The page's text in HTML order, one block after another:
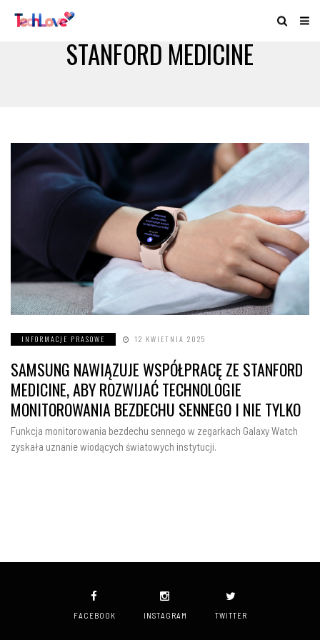
STANFORD MEDICINE
INFORMACJE PRASOWE 12 KWIETNIA 2025
SAMSUNG NAWIĄZUJE WSPÓŁPRACĘ ZE STANFORD
MEDICINE, ABY ROZWIJAĆ TECHNOLOGIE
MONITOROWANIA BEZDECHU SENNEGO I NIE TYLKO
Funkcja monitorowania bezdechu sennego w zegarkach Galaxy Watch
zyskała uznanie wiodących światowych instytucji.
FACEBOOK INSTAGRAM TWITTER